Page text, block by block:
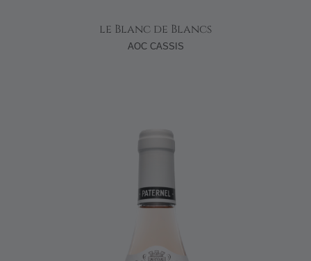
le Blanc de Blancs
AOC CASSIS